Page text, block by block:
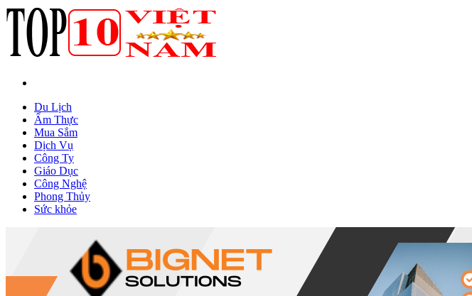
Du Lịch
Ẩm Thực
Mua Sắm
Dịch Vụ
Công Ty
Giáo Dục
Công Nghệ
Phong Thủy
Sức khỏe